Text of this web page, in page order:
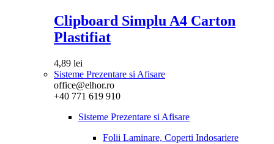
Clipboard Simplu A4 Carton
Plastifiat
4,89 lei
Sisteme Prezentare si Afisare
office@elhor.ro
+40 771 619 910
Sisteme Prezentare si Afisare
Folii Laminare, Coperti Indosariere